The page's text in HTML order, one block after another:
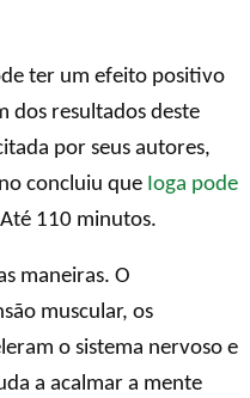
ter um efeito positivo
dos resultados deste
por seus autores,
concluiu que Ioga pode
Até 110 minutos.
maneiras. O
muscular, os
o sistema nervoso e
a acalmar a mente